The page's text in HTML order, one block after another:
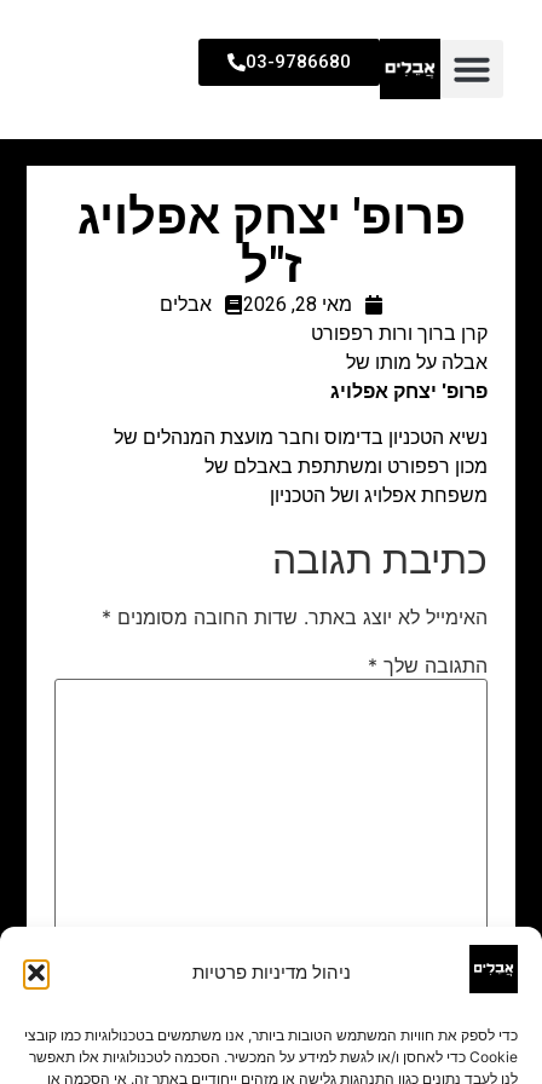
ניהול מדיניות פרטיות
כדי לספק את חוויות המשתמש הטובות ביותר, אנו משתמשים בטכנולוגיות כמו קובצי
Cookie כדי לאחסן ו/או לגשת למידע על המכשיר. הסכמה לטכנולוגיות אלו תאפשר
לנו לעבד נתונים כגון התנהגות גלישה או מזהים ייחודיים באתר זה. אי הסכמה או
03-9786680
פרופ' יצחק אפלויג
ז"ל
מאי 28, 2026
אבלים
קרן ברוך ורות רפפורט
אבלה על מותו של
פרופ' יצחק אפלויג
נשיא הטכניון בדימוס וחבר מועצת המנהלים של
מכון רפפורט ומשתתפת באבלם של
משפחת אפלויג ושל הטכניון
כתיבת תגובה
האימייל לא יוצג באתר. שדות החובה מסומנים *
התגובה שלך *
שם
אימייל*